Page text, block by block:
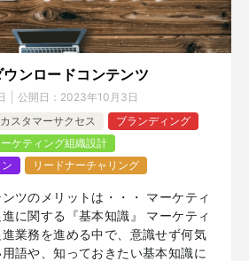
ンロードコンテンツ
公開日： 2023年10月3日
カスタマーサクセス
ブランディング
ケティング組織設計
リードナーチャリング
ツのメリットは・・・ マーケティ
に関する『基本知識』 マーケティ
業務を進める中で、意識せず何気
語や、知っておきたい基本知識に